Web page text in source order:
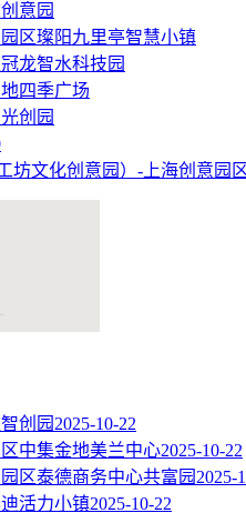
意园
璨阳九里亭智慧小镇
冠龙智水科技园
四季广场
创园
创园 2025-10-22
中集金地美兰中心2025-10-22
泰德商务中心共富园 2025-
活力小镇2025-10-22